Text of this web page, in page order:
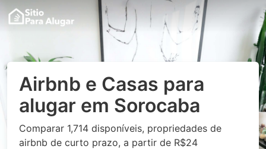
Airbnb e Casas para
alugar em Sorocaba
Comparar 1,714 disponíveis, propriedades de
airbnb de curto prazo, a partir de R$24